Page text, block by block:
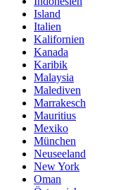
Island
Italien
Kalifornien
Kanada
Karibik
Malaysia
Malediven
Marrakesch
Mauritius
Mexiko
München
Neuseeland
New York
Oman